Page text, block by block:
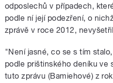
odposlechů v případech,
podle ní její podezření, o
zprávě v roce 2012,
"Není jasné, co se s tím
podle prištinského deníku ve
tuto zprávu (Bamiehové) z